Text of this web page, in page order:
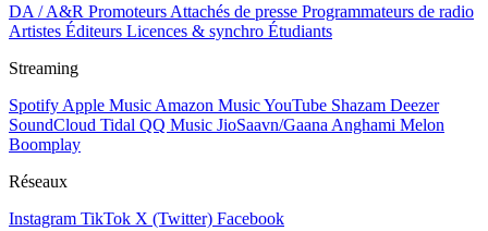
DA / A&R Promoteurs Attachés de presse Programmateurs de radio
Artistes Éditeurs Licences & synchro Étudiants
Streaming
Spotify Apple Music Amazon MusicYouTube Shazam Deezer
SoundCloud Tidal QQ Music JioSaavn/Gaana Anghami Melon
Boomplay
Réseaux
Instagram TikTok X (Twitter) Facebook